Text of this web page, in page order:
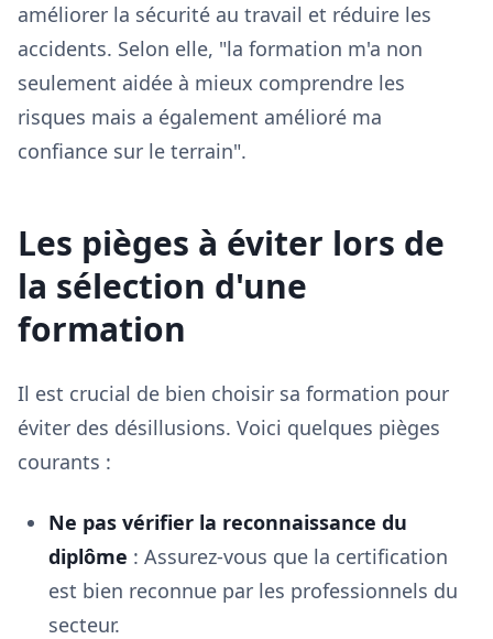
améliorer la sécurité au travail et réduire les
accidents. Selon elle, "la formation m'a non
seulement aidée à mieux comprendre les
risques mais a également amélioré ma
confiance sur le terrain".
Les pièges à éviter lors de
la sélection d'une
formation
Il est crucial de bien choisir sa formation pour
éviter des désillusions. Voici quelques pièges
courants :
Ne pas vérifier la reconnaissance du
diplôme : Assurez-vous que la certification
est bien reconnue par les professionnels du
secteur.